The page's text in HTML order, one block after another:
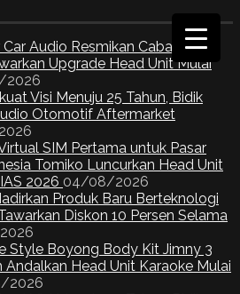
Audio Resmikan Cabang
Upgrade Head Unit Mulai
Visi Menuju 25 Tahun, Bidik
Otomotif Aftermarket
SIM Pertama untuk Pasar
Tomiko Luncurkan Head Unit
2026 04/08/2026
Produk Baru Berteknologi
Diskon 10 Persen Selama
Style Boyong Body Kit Jimny 3
Andalkan Head Unit Karaoke Mulai
2026